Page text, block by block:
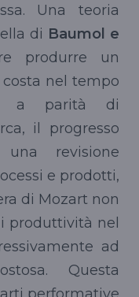
Una teoria
di Baumol e
produrre un
nel tempo
a parità di
il progresso
una revisione
e prodotti,
di Mozart non
produttività nel
ad
Questa